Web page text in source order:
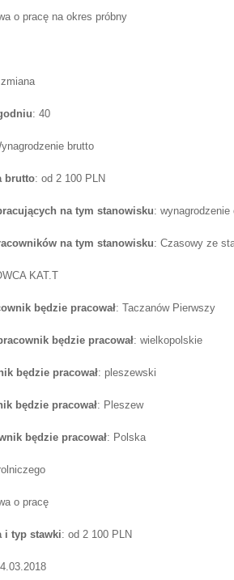
o pracę na okres próbny
: 40
brutto
brutto: od 2 100 PLN
na tym stanowisku: wynagrodzenie
na tym stanowisku: Czasowy ze
KAT.T
będzie pracował: Taczanów Pierwszy
będzie pracował: wielkopolskie
będzie pracował: pleszewski
będzie pracował: Pleszew
będzie pracował: Polska
o pracę
i typ stawki: od 2 100 PLN